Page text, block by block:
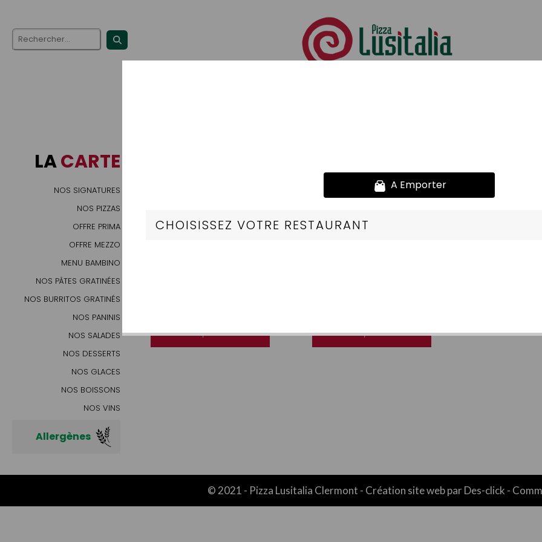
LACARTE
NOS SIGNATURES
NOS PIZZAS
OFFRE PRIMA
OFFRE MEZZO
MENU BAMBINO
NOS PÂTES GRATINÉES
NOS BURRITOS GRATINÉS
NOS PANINIS
NOS SALADES
NOS DESSERTS
NOS GLACES
NOS BOISSONS
NOS VINS
Allergènes
16.00€ | AJOUTER 30.00€ | AJOUTER
© 2021 - Pizza Lusitalia Clermont - Création site web parDes-click -